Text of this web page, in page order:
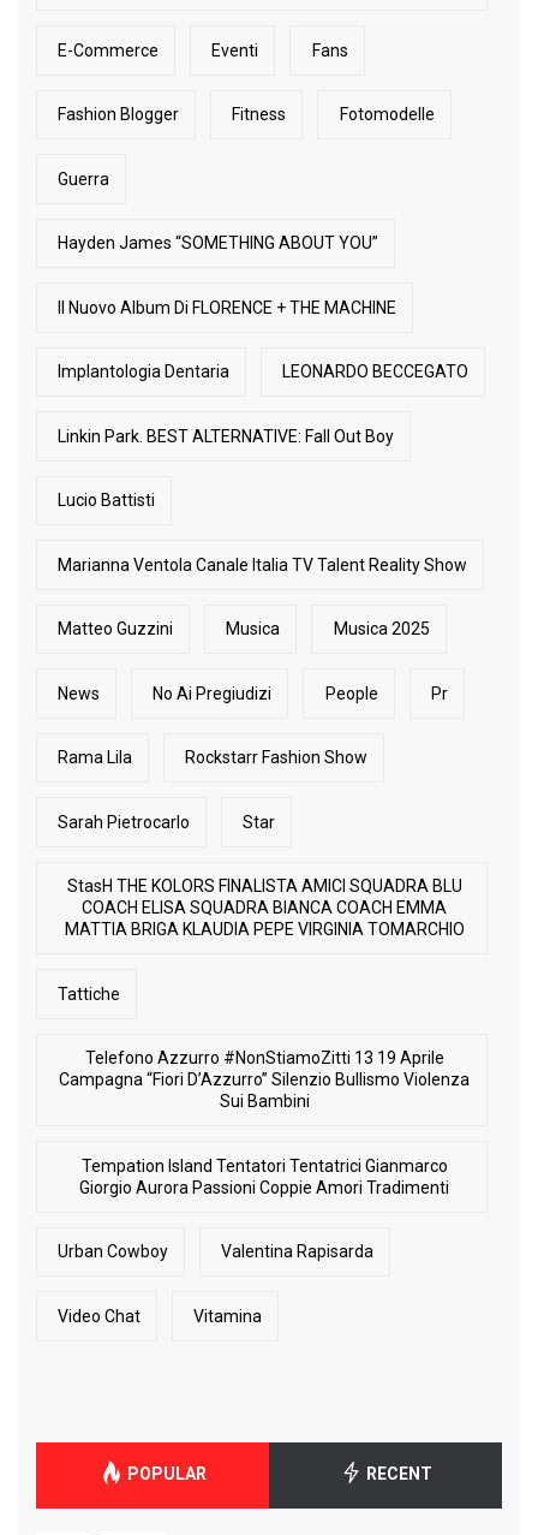
E-Commerce Eventi Fans
Fashion Blogger Fitness Fotomodelle
Guerra
Hayden James “SOMETHING ABOUT YOU”
Il Nuovo Album Di FLORENCE + THE MACHINE
Implantologia Dentaria LEONARDO BECCEGATO
Linkin Park. BEST ALTERNATIVE: Fall Out Boy
Lucio Battisti
Marianna Ventola Canale Italia TV Talent Reality Show
Matteo Guzzini Musica Musica 2025
News No Ai Pregiudizi People Pr
Rama Lila Rockstarr Fashion Show
Sarah Pietrocarlo Star
StasH THE KOLORS FINALISTA AMICI SQUADRA BLU
COACH ELISA SQUADRA BIANCA COACH EMMA
MATTIA BRIGA KLAUDIA PEPE VIRGINIA TOMARCHIO
Tattiche
Telefono Azzurro #NonStiamoZitti 13 19 Aprile
Campagna “Fiori D’Azzurro” Silenzio Bullismo Violenza
Sui Bambini
Tempation Island Tentatori Tentatrici Gianmarco
Giorgio Aurora Passioni Coppie Amori Tradimenti
Urban Cowboy Valentina Rapisarda
Video Chat Vitamina
POPULAR RECENT